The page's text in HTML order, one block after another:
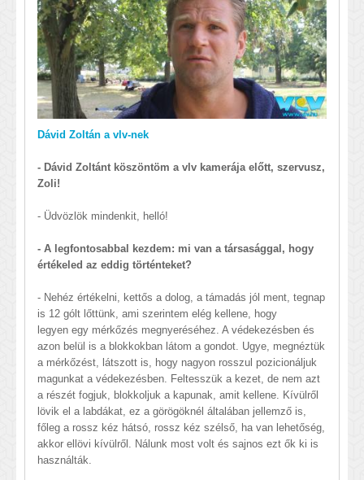
Dávid Zoltán a vlv-nek
- Dávid Zoltánt köszöntöm a vlv kamerája előtt, szervusz,
Zoli!
- Üdvözlök mindenkit, helló!
- A legfontosabbal kezdem: mi van a társasággal, hogy
értékeled az eddig történteket?
- Nehéz értékelni, kettős a dolog, a támadás jól ment, tegnap
is 12 gólt lőttünk, ami szerintem elég kellene, hogy
legyen egy mérkőzés megnyeréséhez. A védekezésben és
azon belül is a blokkokban látom a gondot. Ugye, megnéztük
a mérkőzést, látszott is, hogy nagyon rosszul pozicionáljuk
magunkat a védekezésben. Feltesszük a kezet, de nem azt
a részét fogjuk, blokkoljuk a kapunak, amit kellene. Kívülről
lövik el a labdákat, ez a görögöknél általában jellemző is,
főleg a rossz kéz hátsó, rossz kéz szélső, ha van lehetőség,
akkor ellövi kívülről. Nálunk most volt és sajnos ezt ők ki is
használták.